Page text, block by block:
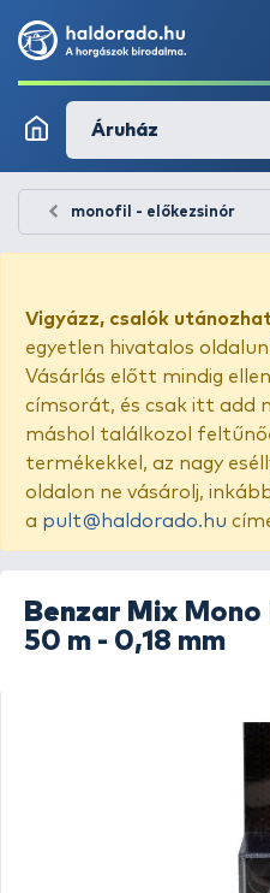
Áruház
monofil - előkezsinór
Vigyázz, csalók
egyetlen hivatalos
Vásárlás előtt mindig
címsorát, és csak itt add
máshol találkozol
termékekkel, az nagy
oldalon ne vásárolj,
a pult@haldorado.hu
Benzar Mix
50 m - 0,18 mm